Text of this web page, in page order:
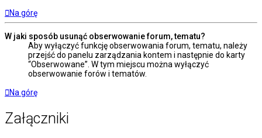
Na górę
W jaki sposób usunąć obserwowanie forum, tematu?
Aby wyłączyć funkcję obserwowania forum, tematu, należy
przejść do panelu zarządzania kontem i następnie do karty
“Obserwowane”. W tym miejscu można wyłączyć
obserwowanie forów i tematów.
Na górę
Załączniki